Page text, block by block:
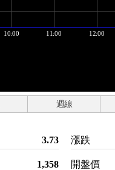
週線
3.73
1,358
漲跌
開盤價